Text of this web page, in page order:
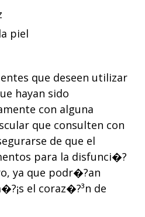
piel
que deseen utilizar
hayan sido
con alguna
que consulten con
de que el
para la disfunci�?
ya que podr�?­an
el coraz�?³n de